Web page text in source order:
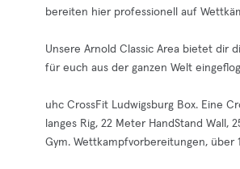
bereiten hier professionell auf
Unsere Arnold Classic Area bietet dir
für euch aus der ganzen Welt
uhc CrossFit Ludwigsburg Box. Eine
langes Rig, 22 Meter HandStand Wall,
Gym. Wettkampfvorbereitungen, über